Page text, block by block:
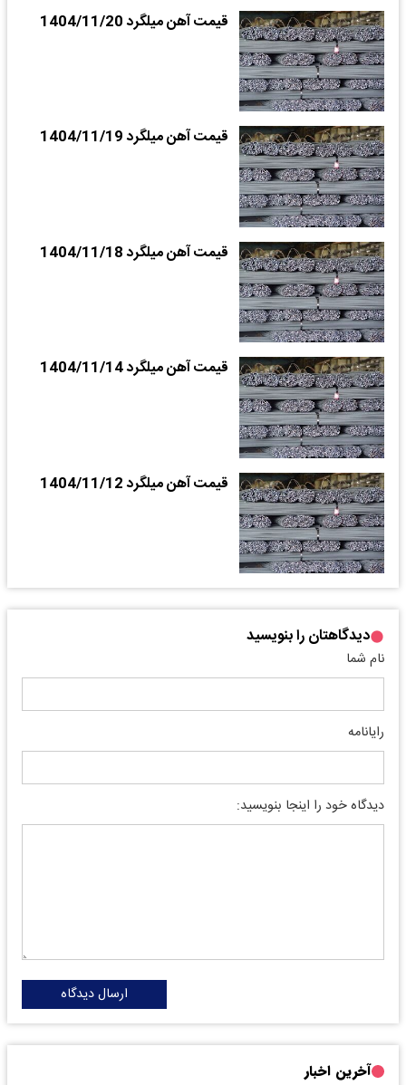
قیمت آهن میلگرد 1404/11/20
قیمت آهن میلگرد 1404/11/19
قیمت آهن میلگرد 1404/11/18
قیمت آهن میلگرد 1404/11/14
قیمت آهن میلگرد 1404/11/12
دیدگاهتان را بنویسید
نام شما
رایانامه
دیدگاه خود را اینجا بنویسید:
ارسال دیدگاه
آخرین اخبار